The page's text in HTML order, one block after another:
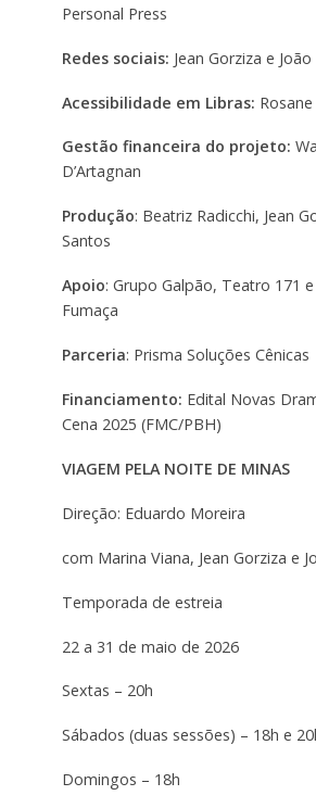
Personal Press
Redes sociais: Jean Gorziza e
Acessibilidade em Libras:
Gestão financeira do projeto:
D’Artagnan
Produção: Beatriz Radicchi, Jean
Santos
Apoio: Grupo Galpão, Teatro 171
Fumaça
Parceria: Prisma Soluções Cênicas
Financiamento: Edital Novas
Cena 2025 (FMC/PBH)
VIAGEM PELA NOITE DE MINAS
Direção: Eduardo Moreira
com Marina Viana, Jean Gorziza e
Temporada de estreia
22 a 31 de maio de 2026
Sextas – 20h
Sábados (duas sessões) – 18h e
Domingos – 18h